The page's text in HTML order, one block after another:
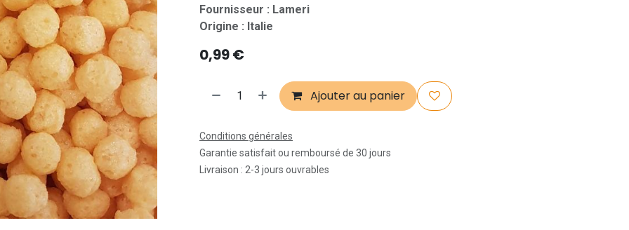
Fournisseur : Lameri
Origine : Italie
0,99€
Ajouter au panier
Conditions générales
Garantie satisfait ou remboursé de 30 jours
Livraison : 2-3 jours ouvrables